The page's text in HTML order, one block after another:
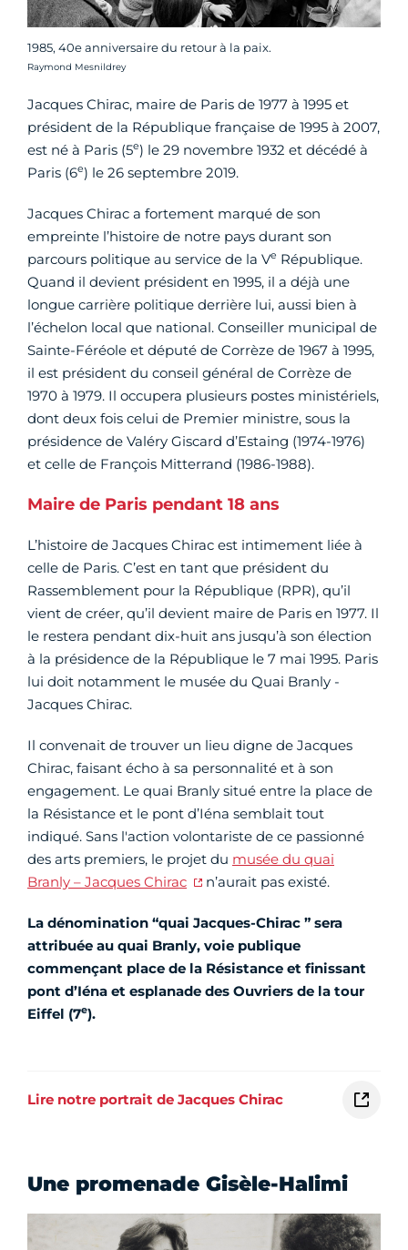
1985, 40e anniversaire du retour à la paix.
Crédit photo :
Raymond Mesnildrey
Jacques Chirac, maire de Paris de 1977 à 1995 et
président de la République française de 1995 à 2007,
est né à Paris (5e) le 29 novembre 1932 et décédé à
Paris (6e) le 26 septembre 2019.
Jacques Chirac a fortement marqué de son
empreinte l’histoire de notre pays durant son
parcours politique au service de la Ve République.
Quand il devient président en 1995, il a déjà une
longue carrière politique derrière lui, aussi bien à
l’échelon local que national. Conseiller municipal de
Sainte-Féréole et député de Corrèze de 1967 à 1995,
il est président du conseil général de Corrèze de
1970 à 1979. Il occupera plusieurs postes ministériels,
dont deux fois celui de Premier ministre, sous la
présidence de Valéry Giscard d’Estaing (1974-1976)
et celle de François Mitterrand (1986-1988).
Maire de Paris pendant 18 ans
L’histoire de Jacques Chirac est intimement liée à
celle de Paris. C’est en tant que président du
Rassemblement pour la République (RPR), qu’il
vient de créer, qu’il devient maire de Paris en 1977. Il
le restera pendant dix-huit ans jusqu’à son élection
à la présidence de la République le 7 mai 1995. Paris
lui doit notamment le musée du Quai Branly -
Jacques Chirac.
Il convenait de trouver un lieu digne de Jacques
Chirac, faisant écho à sa personnalité et à son
engagement. Le quai Branly situé entre la place de
la Résistance et le pont d’Iéna semblait tout
indiqué. Sans l'action volontariste de ce passionné
des arts premiers, le projet du musée du quai
Branly – Jacques Chirac
n’aurait pas existé.
La dénomination “quai Jacques-Chirac ” sera
attribuée au quai Branly, voie publique
commençant place de la Résistance et finissant
pont d’Iéna et esplanade des Ouvriers de la tour
Eiffel (7e).
Lire notre portrait de Jacques Chirac
Une promenade Gisèle-Halimi